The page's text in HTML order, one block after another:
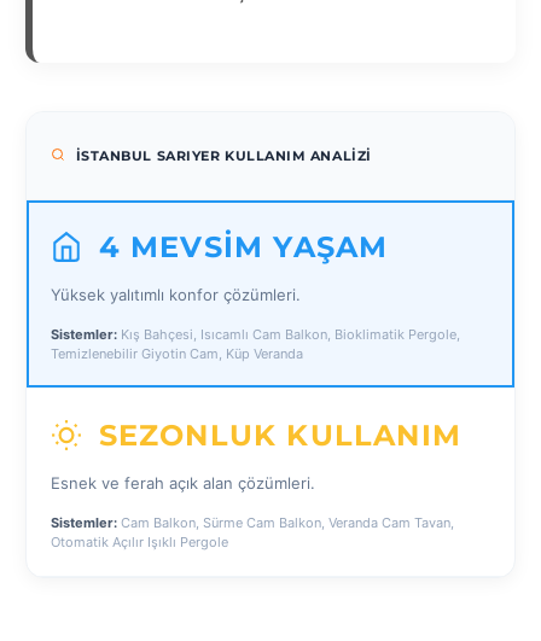
İSTANBUL SARIYER KULLANIM ANALIZI
4 MEVSIM YAŞAM
Yüksek yalıtımlı konfor çözümleri.
Sistemler: Kış Bahçesi, Isıcamlı Cam Balkon, Bioklimatik Pergole,
Temizlenebilir Giyotin Cam, Küp Veranda
SEZONLUK KULLANIM
Esnek ve ferah açık alan çözümleri.
Sistemler: Cam Balkon, Sürme Cam Balkon, Veranda Cam Tavan,
Otomatik Açılır Işıklı Pergole